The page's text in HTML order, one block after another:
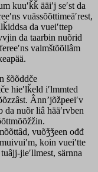
kuuʹǩǩ ääiʹj seʹst da
vuässõõttimeäʹrest,
da vueiʹttep
da taarbin nuõrid
valmštõõllâm
šõõddče
hieʹlǩeld iʹlmmted
Ânnʼjõžpeeiʹv
da nuõr liâ hääʹrvben
vuõǯǯeen ođđ
koin vueiʹtte
tuâjj-jieʹllmest, särnna